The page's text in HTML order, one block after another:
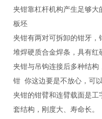
夹钳靠杠杆机构产生足够
板坯
夹钳有两对可拆卸的钳牙
堆焊硬质合金焊条，具有红
夹钳与吊钩连接后多种结
钳 你这边要是不放心，可
夹钳的钳臂和连臂载面是
套结构，刚度大、寿命长。